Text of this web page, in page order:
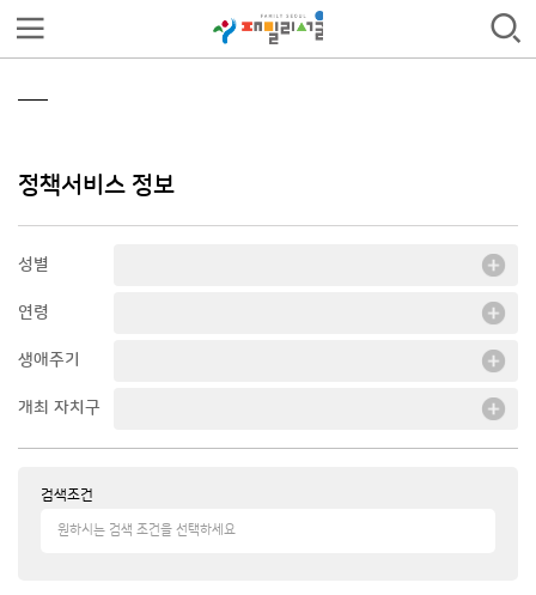
정책서비스 정보
성별
연령
생애주기
개최 자치구
검색조건
원하시는 검색 조건을 선택하세요